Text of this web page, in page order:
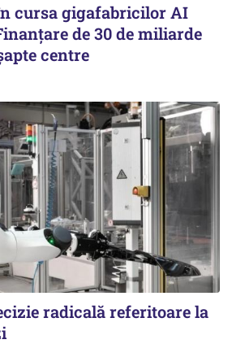
cursa gigafabricilor AI
de 30 de miliarde
centre
radicală referitoare la